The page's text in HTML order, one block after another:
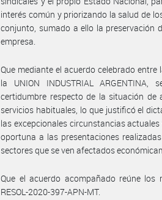
interés común y priorizando la salud de
conjunto, sumado a ello la preservación
empresa.
Que mediante el acuerdo celebrado entre
la UNION INDUSTRIAL
certidumbre respecto de la situación
servicios habituales, lo que justificó el
las excepcionales circunstancias
oportuna a las presentaciones
sectores que se ven afectados
Que el acuerdo acompañado reúne
RESOL-2020-397-APN-MT.